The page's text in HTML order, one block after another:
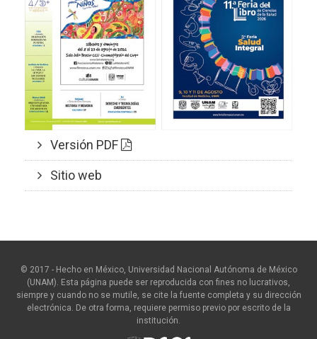
Versión PDF
Sitio web
© 2017 - Hecho en México, Universidad Nacional Autónoma de México
(UNAM). Esta página puede ser reproducida con fines no lucrativos,
siempre y cuando no se mutile, se cite la fuente completa y su dirección
electrónica. De otra forma, requiere permiso previo por escrito de la
institución.